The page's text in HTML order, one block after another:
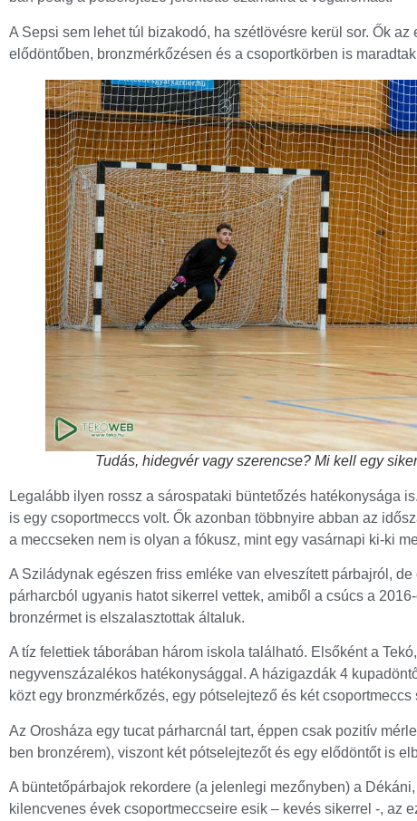
A Sepsi sem lehet túl bizakodó, ha szétlövésre kerül sor. Ők
elődöntőben, bronzmérkőzésen és a csoportkörben is
Tudás, hidegvér vagy szerencse? Mi kell egy
Legalább ilyen rossz a sárospataki büntetőzés hatékonysága
is egy csoportmeccs volt. Ők azonban többnyire abban az
a meccseken nem is olyan a fókusz, mint egy vasárnapi ki-ki
A Sziládynak egészen friss emléke van elveszített párbajról,
párharcból ugyanis hatot sikerrel vettek, amiből a csúcs a
bronzérmet is elszalasztottak általuk.
A tíz felettiek táborában három iskola található. Elsőként a
negyvenszázalékos hatékonysággal. A házigazdák 4
közt egy bronzmérkőzés, egy pótselejtező és két csoportmeccs
Az Orosháza egy tucat párharcnál tart, éppen csak pozitív
ben bronzérem), viszont két pótselejtezőt és egy elődöntőt is
A büntetőpárbajok rekordere (a jelenlegi mezőnyben) a
kilencvenes évek csoportmeccseire esik – kevés sikerrel -, az